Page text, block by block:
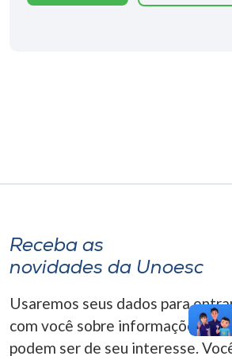
Unoesc
A+
Receba as
novidades da Unoesc
Usaremos seus dados para
com você sobre informações
podem ser de seu interesse.